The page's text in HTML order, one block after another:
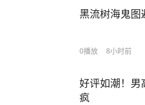
黑流树海鬼图
0播放 8小时前
好评如潮！男
疯